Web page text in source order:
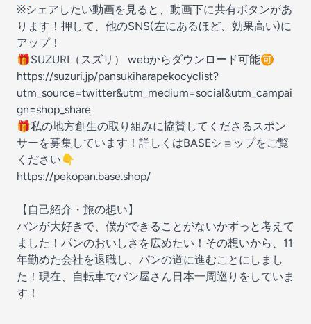
※シェアしたい動画を見ると、動画下に共有ボタンがあ
ります！押して、他のSNS(左にあるほど、効果高い)に
アップ！
🎁SUZURI（スズリ） webからダウンロード可能🉑
https://suzuri.jp/pansukiharapekocyclist?
utm_source=twitter&utm_medium=social&utm_campai
gn=shop_share
🎁私の地方創生の取り組みに協賛してくださるスポン
サーを募集しています！詳しくはBASEショップをご覧
ください👇
https://pekopan.base.shop/
【自己紹介・旅の想い】
パンが大好きで、僕ができることがないかずっと考えて
ました！パンのおいしさを広めたい！その想いから、11
年勤めた会社を退職し、パンの道に進むことにしまし
た！現在、自転車でパン屋さん日本一周巡りをしていま
す！